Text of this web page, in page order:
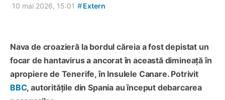
10 mai 2026, 15:01 #Extern
Nava de croazieră la bordul căreia a fost depistat un
focar de hantavirus a ancorat în această dimineață în
apropiere de Tenerife, în Insulele Canare. Potrivit
BBC, autoritățile din Spania au început debarcarea